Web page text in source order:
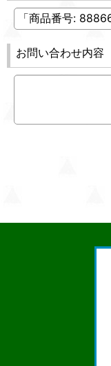
お問い合わせ内容